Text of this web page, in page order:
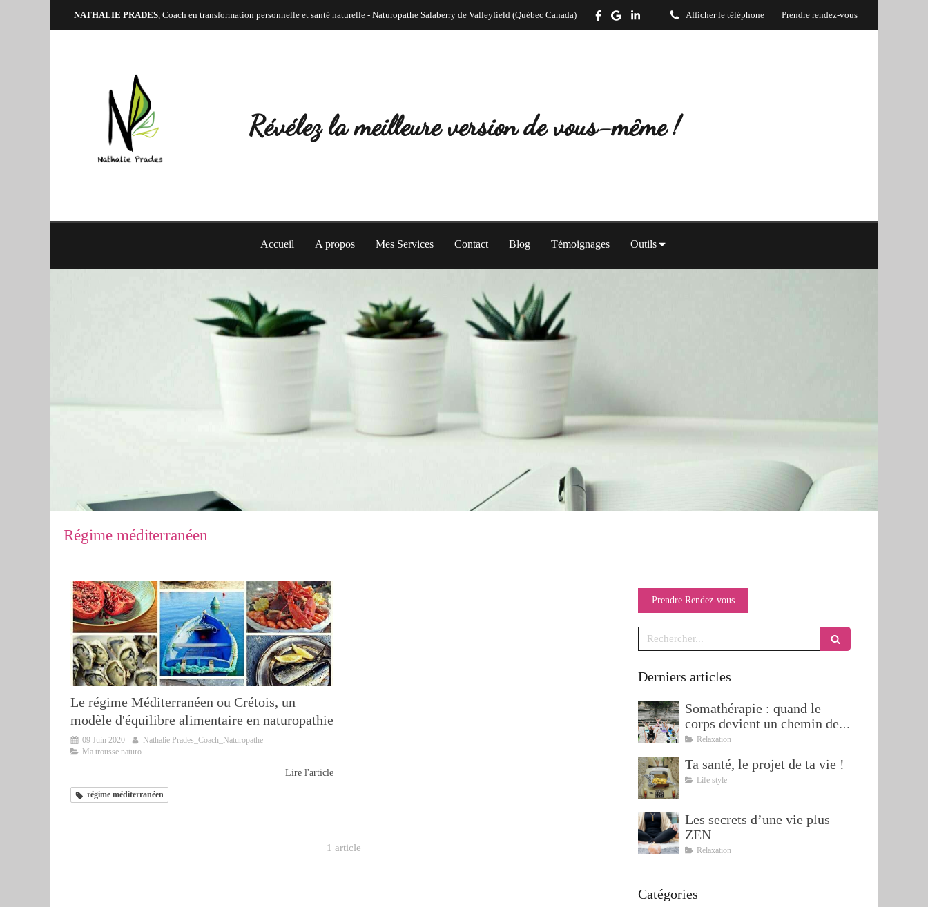
NATHALIE PRADES, Coach en transformation personnelle et santé naturelle - Naturopathe Salaberry de Valleyfield (Québec Canada) Prendre rendez-vous
Afficher le téléphone
Révélez la meilleure version de vous-même !
Accueil A propos Mes Services Contact Blog Témoignages Outils
Régime méditerranéen
Le régime Méditerranéen ou Crétois, un
modèle d'équilibre alimentaire en naturopathie
09 Juin 2020
Nathalie Prades_Coach_Naturopathe
Ma trousse naturo
Lire l'article
régime méditerranéen
1 article
Prendre Rendez-vous
Rechercher
Derniers articles
Somathérapie : quand le
corps devient un chemin de
transformation
Relaxation
Ta santé, le projet de ta vie !
Life style
Les secrets d’une vie plus
ZEN
Relaxation
Catégories